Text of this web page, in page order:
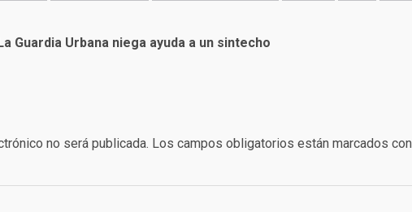
Guardia Urbana niega ayuda a un sintecho
no será publicada. Los campos obligatorios están marcados con